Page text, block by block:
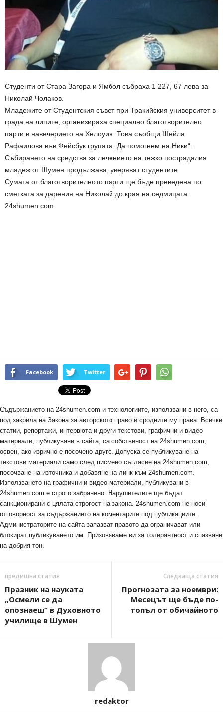
Студенти от Стара Загора и Ямбол събраха 1 227, 67 лева за
Николай Чолаков.
Младежите от Студентския съвет при Тракийския университет в
града на липите, организираха специално благотворително
парти в навечерието на Хелоуин. Това съобщи Шейла
Рафаилова във Фейсбук групата „Да помогнем на Ники“.
Събирането на средства за лечението на тежко пострадалия
младеж от Шумен продължава, уверяват студентите.
Сумата от благотворителното парти ще бъде преведена по
сметката за дарения на Николай до края на седмицата.
24shumen.com
Facebook Twitter
Съдържанието на 24shumen.com и технологиите, използвани в него, са
под закрила на Закона за авторското право и сродните му права. Всички
статии, репортажи, интервюта и други текстови, графични и видео
материали, публикувани в сайта, са собственост на 24shumen.com,
освен, ако изрично е посочено друго. Допуска се публикуване на
текстови материали само след писмено съгласие на 24shumen.com,
посочване на източника и добавяне на линк към 24shumen.com.
Използването на графични и видео материали, публикувани в
24shumen.com е строго забранено. Нарушителите ще бъдат
санкционирани с цялата строгост на закона. 24shumen.com не носи
отговорност за съдържанието на коментарите под публикациите.
Администраторите на сайта запазват правото да ограничават или
блокират публикуването им. Призоваваме ви за толерантност и спазване
на добрия тон.
предишна статия
Празник на науката
„Осмели се да
опознаеш“ в Духовното
училище в Шумен
Следваща статия
Прогнозата за ноември:
Месецът ще бъде по-
топъл от обичайното
redaktor